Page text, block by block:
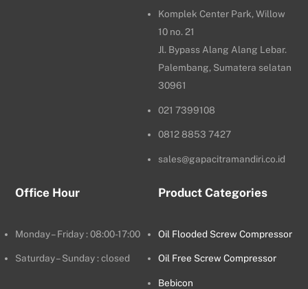
Komplek Center Park, Willow
10 no. 21
Jl. Bypass Alang Alang Lebar.
Palembang, Sumatera selatan
30961
021 7399108
0812 8853 7427
sales@gapacitramandiri.co.id
Office Hour
Monday – Friday : 08:00-17:00
Saturday – Sunday : closed
Product Categories
Oil Flooded Screw Compressor
Oil Free Screw Compressor
Bebicon